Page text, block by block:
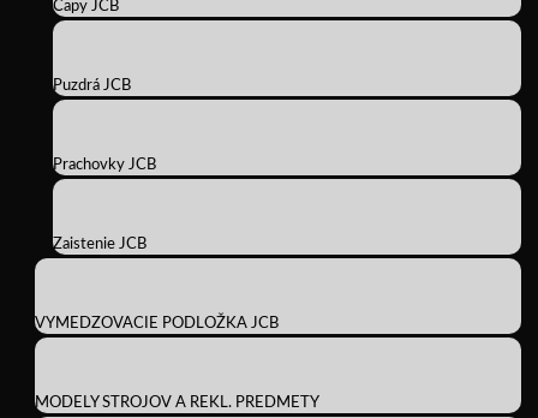
Čapy JCB
Puzdrá JCB
Prachovky JCB
Zaistenie JCB
VYMEDZOVACIE PODLOŽKA JCB
MODELY STROJOV A REKL. PREDMETY